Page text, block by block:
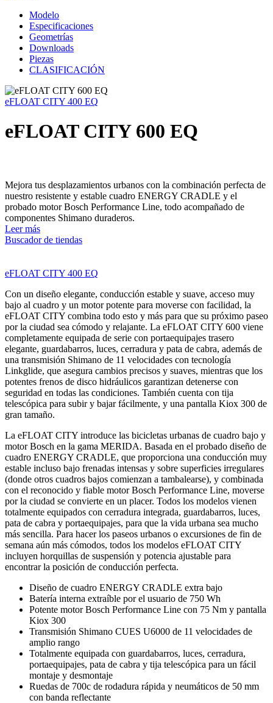
Modelo
Especificaciones
Geometrías
Downloads
Piezas
CLASIFICACIÓN
eFLOAT CITY 400 EQ
eFLOAT CITY 600 EQ
Mejora tus desplazamientos urbanos con la combinación perfecta de
nuestro resistente y estable cuadro ENERGY CRADLE y el
probado motor Bosch Performance Line, todo acompañado de
componentes Shimano duraderos.
Leer más
Buscador de tiendas
eFLOAT CITY 400 EQ
Con un diseño elegante, conducción estable y suave, acceso muy
bajo al cuadro y un motor potente para moverse con facilidad, la
eFLOAT CITY combina todo esto y más para que su próximo paseo
por la ciudad sea cómodo y relajante. La eFLOAT CITY 600 viene
completamente equipada de serie con portaequipajes trasero
elegante, guardabarros, luces, cerradura y pata de cabra, además de
una transmisión Shimano de 11 velocidades con tecnología
Linkglide, que asegura cambios precisos y suaves, mientras que los
potentes frenos de disco hidráulicos garantizan detenerse con
seguridad en todas las condiciones. También cuenta con tija
telescópica para subir y bajar fácilmente, y una pantalla Kiox 300 de
gran tamaño.
La eFLOAT CITY introduce las bicicletas urbanas de cuadro bajo y
motor Bosch en la gama MERIDA. Basada en el probado diseño de
cuadro ENERGY CRADLE, que proporciona una conducción muy
estable incluso bajo frenadas intensas y sobre superficies irregulares
(donde otros cuadros bajos comienzan a tambalearse), y combinada
con el reconocido y fiable motor Bosch Performance Line, moverse
por la ciudad se convierte en un placer. Todos los modelos vienen
totalmente equipados con cerradura integrada, guardabarros, luces,
pata de cabra y portaequipajes, para que la vida urbana sea mucho
más sencilla. Para hacer los paseos urbanos o excursiones de fin de
semana aún más cómodos, todos los modelos eFLOAT CITY
incluyen horquillas de suspensión y potencia ajustable para
encontrar la posición de conducción perfecta.
Diseño de cuadro ENERGY CRADLE extra bajo
Batería interna extraíble por el usuario de 750 Wh
Potente motor Bosch Performance Line con 75 Nm y pantalla
Kiox 300
Transmisión Shimano CUES U6000 de 11 velocidades de
amplio rango
Totalmente equipada con guardabarros, luces, cerradura,
portaequipajes, pata de cabra y tija telescópica para un fácil
montaje y desmontaje
Ruedas de 700c de rodadura rápida y neumáticos de 50 mm
con banda reflectante